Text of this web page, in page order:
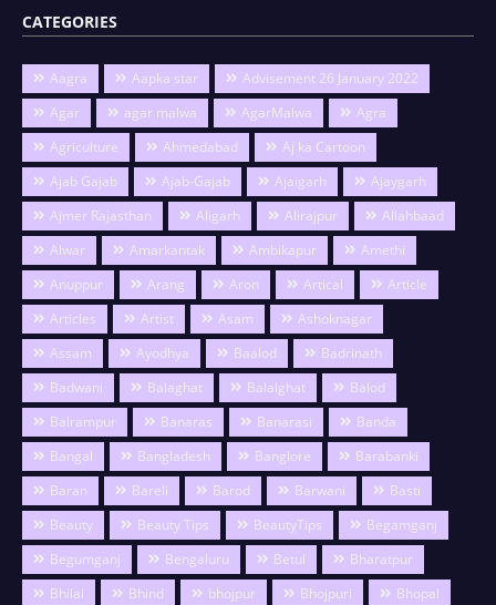
CATEGORIES
Aagra Aapka star
Advisement 26 January 2022
Agar
agar malwa AgarMalwa
Agra
Agriculture
Ahmedabad
Aj ka Cartoon
Ajab Gajab
Ajab-Gajab Ajaigarh
Ajaygarh
Ajmer Rajasthan
Aligarh Alirajpur
Allahbaad
Alwar
Amarkantak Ambikapur
Amethi
Anuppur
Arang Aron Artical
Article
Articles
Artist Asam
Ashoknagar
Assam
Ayodhya Baalod
Badrinath
Badwani
Balaghat Balalghat
Balod
Balrampur
Banaras Banarasi
Banda
Bangal
Bangladesh Banglore
Barabanki
Baran
Bareli Barod Barwani
Basti
Beauty
Beauty Tips BeautyTips
Begamganj
Begumganj
Bengaluru Betul
Bharatpur
Bhilai
Bhind bhojpur Bhojpuri
Bhopal